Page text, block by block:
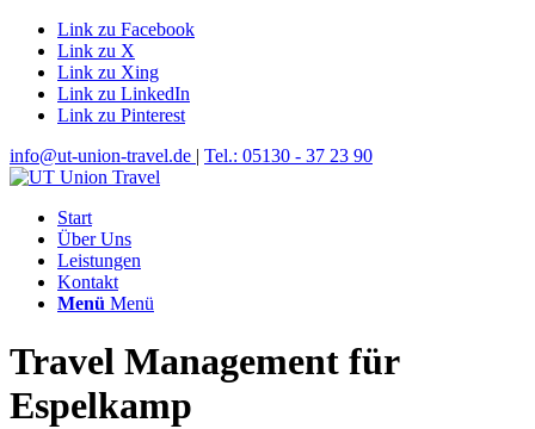
Link zu Facebook
Link zu X
Link zu Xing
Link zu LinkedIn
Link zu Pinterest
info@ut-union-travel.de | Tel.: 05130 - 37 23 90
Start
Über Uns
Leistungen
Kontakt
Menü Menü
Travel Management für
Espelkamp